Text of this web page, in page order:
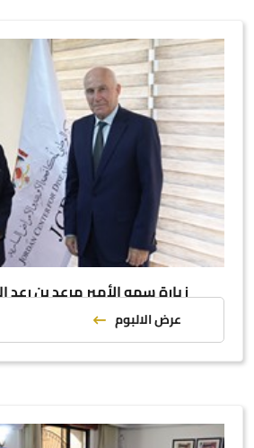
زيارة سمو الأمير مرعد بن رعد
عرض الالبوم